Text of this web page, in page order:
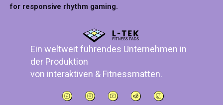
for responsive rhythm gaming.
Ein weltweit führendes Unternehmen in
der Produktion
von interaktiven & Fitnessmatten.